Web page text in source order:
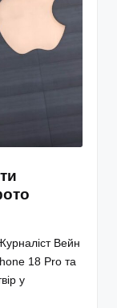
Вейн
18 Pro та
у